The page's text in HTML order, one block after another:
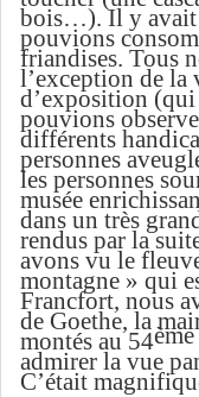
bois…). Il y avait
pouvions
friandises. Tous
l’exception de la
d’exposition
pouvions
différents
personnes
les personnes
musée
dans un très
rendus par la
avons vu le
montagne » qui
Francfort, nous
de Goethe, la
montés au 54ème
admirer la vue
C’était